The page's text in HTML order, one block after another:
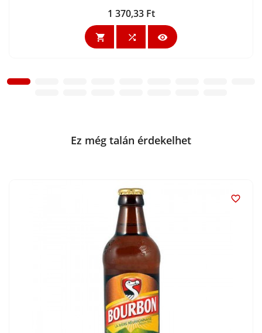
Ár
1 370,33 Ft
  
Ez még talán érdekelhet
